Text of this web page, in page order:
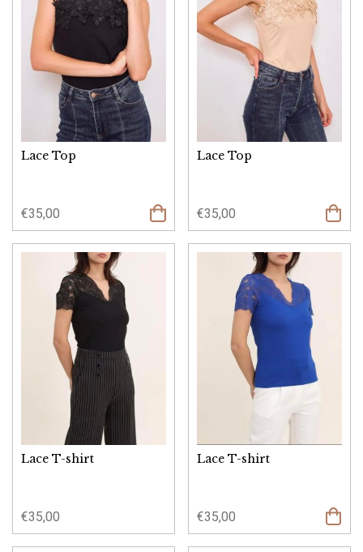
Lace Top
€35,00
Lace Top
€35,00
Lace T-shirt
€35,00
Lace T-shirt
€35,00
Opties